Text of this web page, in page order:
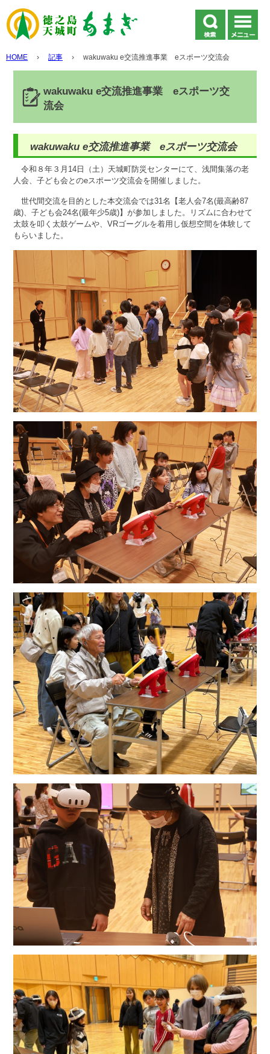
HOME › 記事 › wakuwaku e交流推進事業 eスポーツ交流会
wakuwaku e交流推進事業 eスポーツ交
流会
wakuwaku e交流推進事業 eスポーツ交流会
令和８年３月14日（土）天城町防災センターにて、浅間集落の老
人会、子ども会とのeスポーツ交流会を開催しました。
世代間交流を目的とした本交流会では31名【老人会7名(最高齢87
歳)、子ども会24名(最年少5歳)】が参加しました。リズムに合わせて
太鼓を叩く太鼓ゲームや、VRゴーグルを着用し仮想空間を体験して
もらいました。